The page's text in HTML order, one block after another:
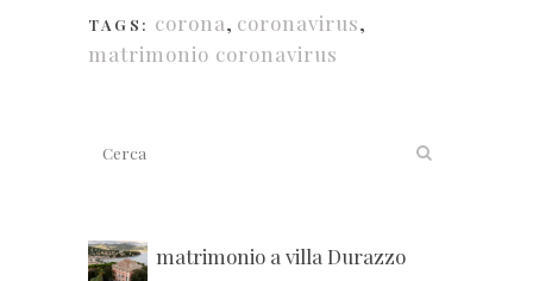
TAGS: corona, coronavirus,
matrimonio coronavirus
matrimonio a villa Durazzo